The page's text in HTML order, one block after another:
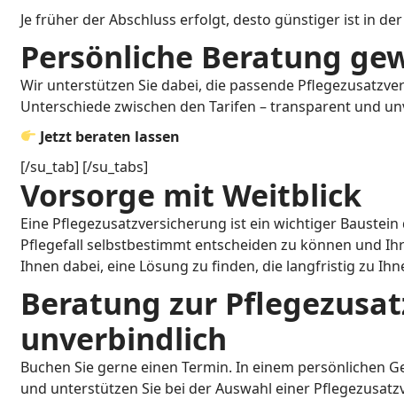
Je früher der Abschluss erfolgt, desto günstiger ist in
Persönliche Beratung
Wir unterstützen Sie dabei, die passende
Unterschiede zwischen den Tarifen – transparent und
Jetzt beraten lassen
[/su_tab] [/su_tabs]
Vorsorge mit Weitblick
Eine Pflegezusatzversicherung ist ein wichtiger
Pflegefall selbstbestimmt entscheiden zu können und
Ihnen dabei, eine Lösung zu finden, die langfristig zu
Beratung zur
unverbindlich
Buchen Sie gerne einen Termin. In einem persönlichen
und unterstützen Sie bei der Auswahl einer